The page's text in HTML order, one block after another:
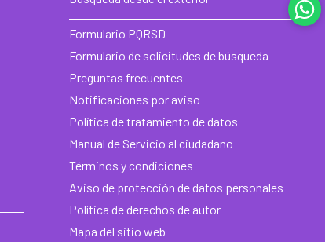
Formulario PQRSD
Formulario de solicitudes de búsqueda
Preguntas frecuentes
Notificaciones por aviso
Política de tratamiento de datos
Manual de Servicio al ciudadano
Términos y condiciones
Aviso de protección de datos personales
Política de derechos de autor
Mapa del sitio web